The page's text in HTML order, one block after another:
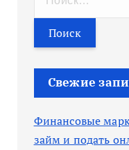
т
и
Свежие
Финансовые
займ и подать